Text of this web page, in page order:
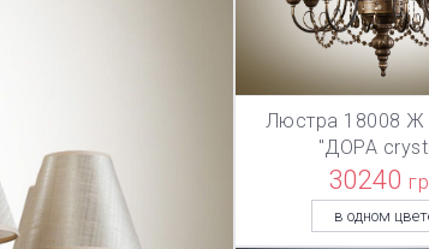
В
Люстра 18008 Ж
"ДОРА
30240
в одном